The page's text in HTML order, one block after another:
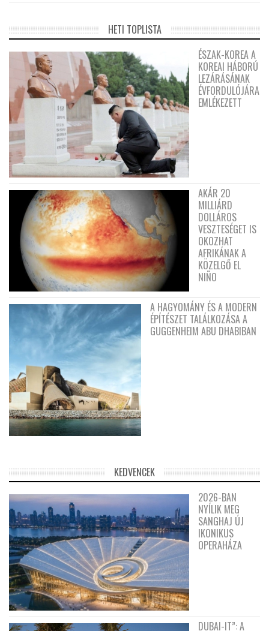
HETI TOPLISTA
ÉSZAK-KOREA A
KOREAI HÁBORÚ
LEZÁRÁSÁNAK
ÉVFORDULÓJÁRA
EMLÉKEZETT
AKÁR 20
MILLIÁRD
DOLLÁROS
VESZTESÉGET IS
OKOZHAT
AFRIKÁNAK A
KÖZELGŐ EL
NIÑO
A HAGYOMÁNY ÉS A MODERN
ÉPÍTÉSZET TALÁLKOZÁSA A
GUGGENHEIM ABU DHABIBAN
KEDVENCEK
2026-BAN
NYÍLIK MEG
SANGHAJ ÚJ
IKONIKUS
OPERAHÁZA
DUBAI-IT”: A